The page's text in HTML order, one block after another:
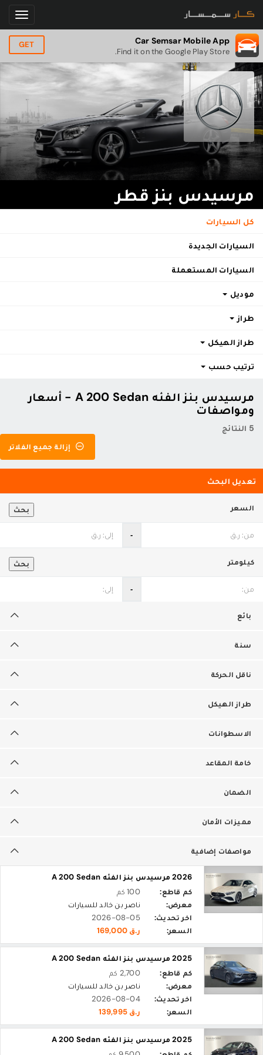
Car Semsar Mobile App
Find it on the Google Play Store.
GET
مرسيدس بنز قطر
كل السيارات
السيارات الجديدة
السيارات المستعملة
موديل
طراز
طراز الهيكل
ترتيب حسب
مرسيدس بنز الفئه A 200 Sedan - أسعار
ومواصفات
5 النتائج
إزالة جميع الفلاتر
تعديل البحث
بحث السعر
‐
بحث كيلومتر
‐
بائع
سنة
ناقل الحركة
طراز الهيكل
الاسطوانات
خامة المقاعد
الضمان
مميزات الأمان
مواصفات إضافية
2026 مرسيدس بنز الفئه A 200 Sedan
كم قاطع:
100 كم
معرض:
ناصر بن خالد للسيارات
اخر تحديث:
2026-08-05
السعر:
ر.ق 169,000
2025 مرسيدس بنز الفئه A 200 Sedan
كم قاطع:
2,700 كم
معرض:
ناصر بن خالد للسيارات
اخر تحديث:
2026-08-04
السعر:
ر.ق 139,995
2025 مرسيدس بنز الفئه A 200 Sedan